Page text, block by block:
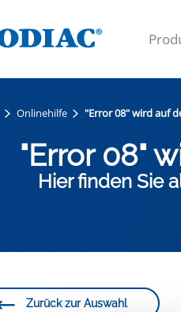
Onlinehilfe "Error 08" wird auf
"Error 08"
Hier finden Sie
Zurück zur Auswahl